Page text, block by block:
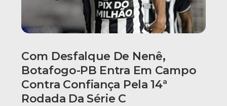
Com Desfalque De Nenê,
Botafogo-PB Entra Em Campo
Contra Confiança Pela 14ª
Rodada Da Série C